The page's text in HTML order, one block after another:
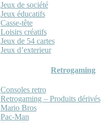
Jeux de société
Jeux éducatifs
Casse-tête
Loisirs créatifs
Jeux de 54 cartes
Jeux d’exterieur
Retrogaming
Consoles retro
Retrogaming – Produits dérivés
Mario Bros
Pac-Man